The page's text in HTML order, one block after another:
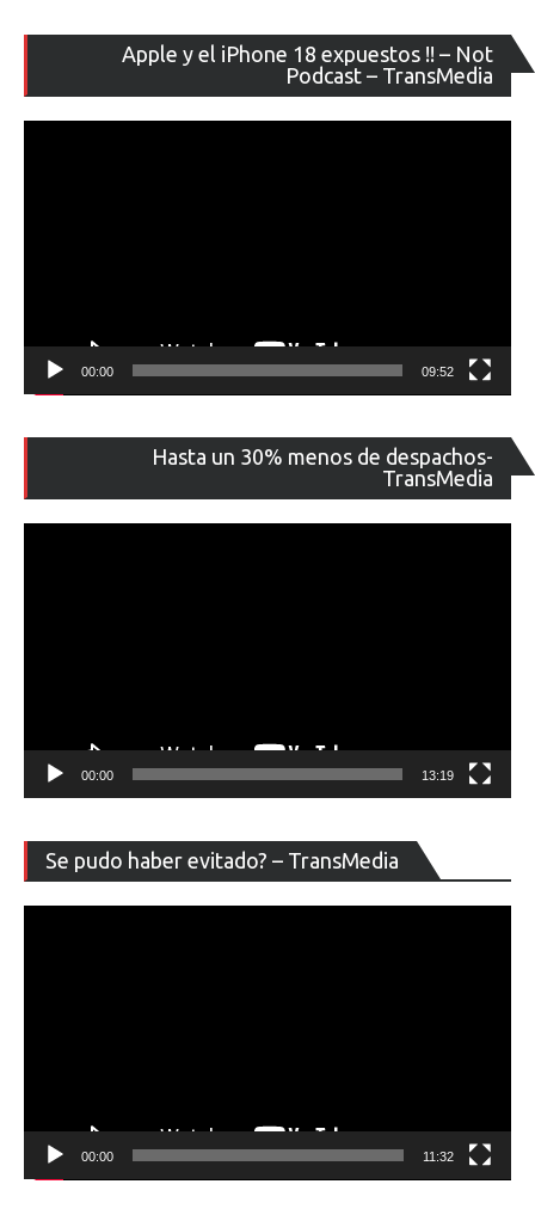
Apple y el iPhone 18 expuestos !! – Not
Podcast – TransMedia
de
00:00 09:52
Hasta un 30% menos de despachos-
TransMedia
de
00:00 13:19
Se pudo haber evitado? – TransMedia
de
00:00 11:32